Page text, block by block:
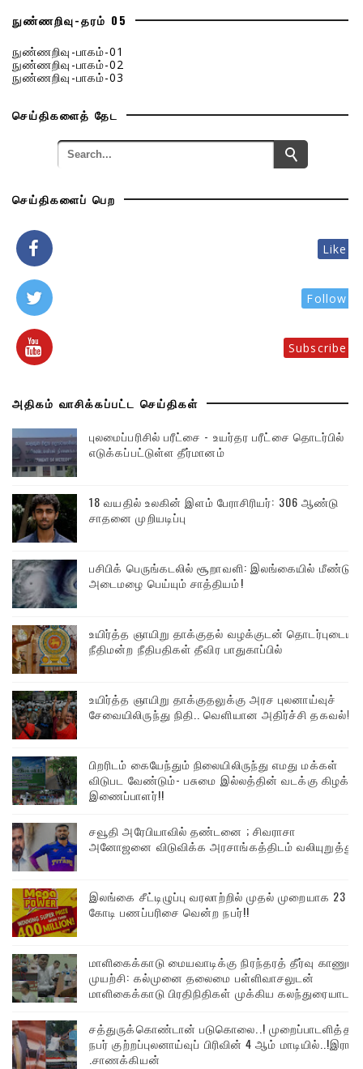
நுண்ணறிவு-தரம் 05
நுண்ணறிவு-பாகம்-01
நுண்ணறிவு-பாகம்-02
நுண்ணறிவு-பாகம்-03
செய்திகளைத் தேட
செய்திகளைப் பெற
Like
Follow
Subscribe
அதிகம் வாசிக்கப்பட்ட செய்திகள்
புலமைப்பரிசில் பரீட்சை - உயர்தர பரீட்சை தொடர்பில்
எடுக்கப்பட்டுள்ள தீர்மானம்
18 வயதில் உலகின் இளம் பேராசிரியர்: 306 ஆண்டு
சாதனை முறியடிப்பு
பசிபிக் பெருங்கடலில் சூறாவளி: இலங்கையில் மீண்டும்
அடைமழை பெய்யும் சாத்தியம்!
உயிர்த்த ஞாயிறு தாக்குதல் வழக்குடன் தொடர்புடைய
நீதிமன்ற நீதிபதிகள் தீவிர பாதுகாப்பில்
உயிர்த்த ஞாயிறு தாக்குதலுக்கு அரச புலனாய்வுச்
சேவையிலிருந்து நிதி.. வெளியான அதிர்ச்சி தகவல்!
பிறரிடம் கையேந்தும் நிலையிலிருந்து எமது மக்கள்
விடுபட வேண்டும்- பசுமை இல்லத்தின் வடக்கு கிழக்கு
இணைப்பாளர்!!
சவூதி அரேபியாவில் தண்டனை ; சிவராசா
அனோஜனை விடுவிக்க அரசாங்கத்திடம் வலியுறுத்து
இலங்கை சீட்டிழுப்பு வரலாற்றில் முதல் முறையாக 23
கோடி பணப்பரிசை வென்ற நபர்!!
மாளிகைக்காடு மையவாடிக்கு நிரந்தரத் தீர்வு காணும்
முயற்சி: கல்முனை தலைமை பள்ளிவாசலுடன்
மாளிகைக்காடு பிரதிநிதிகள் முக்கிய கலந்துரையாடல்
சத்துருக்கொண்டான் படுகொலை..! முறைப்பாடளித்த
நபர் குற்றப்புலனாய்வுப் பிரிவின் 4 ஆம் மாடியில்..!இரா
.சாணக்கியன்